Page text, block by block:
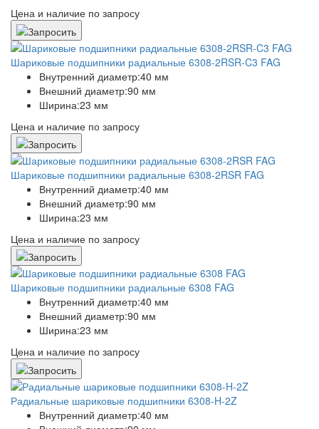
Цена и наличие по запросу
Шариковые подшипники радиальные 6308-2RSR-C3 FAG
Внутренний диаметр:40 мм
Внешний диаметр:90 мм
Ширина:23 мм
Цена и наличие по запросу
Шариковые подшипники радиальные 6308-2RSR FAG
Внутренний диаметр:40 мм
Внешний диаметр:90 мм
Ширина:23 мм
Цена и наличие по запросу
Шариковые подшипники радиальные 6308 FAG
Внутренний диаметр:40 мм
Внешний диаметр:90 мм
Ширина:23 мм
Цена и наличие по запросу
Радиальные шариковые подшипники 6308-H-2Z
Внутренний диаметр:40 мм